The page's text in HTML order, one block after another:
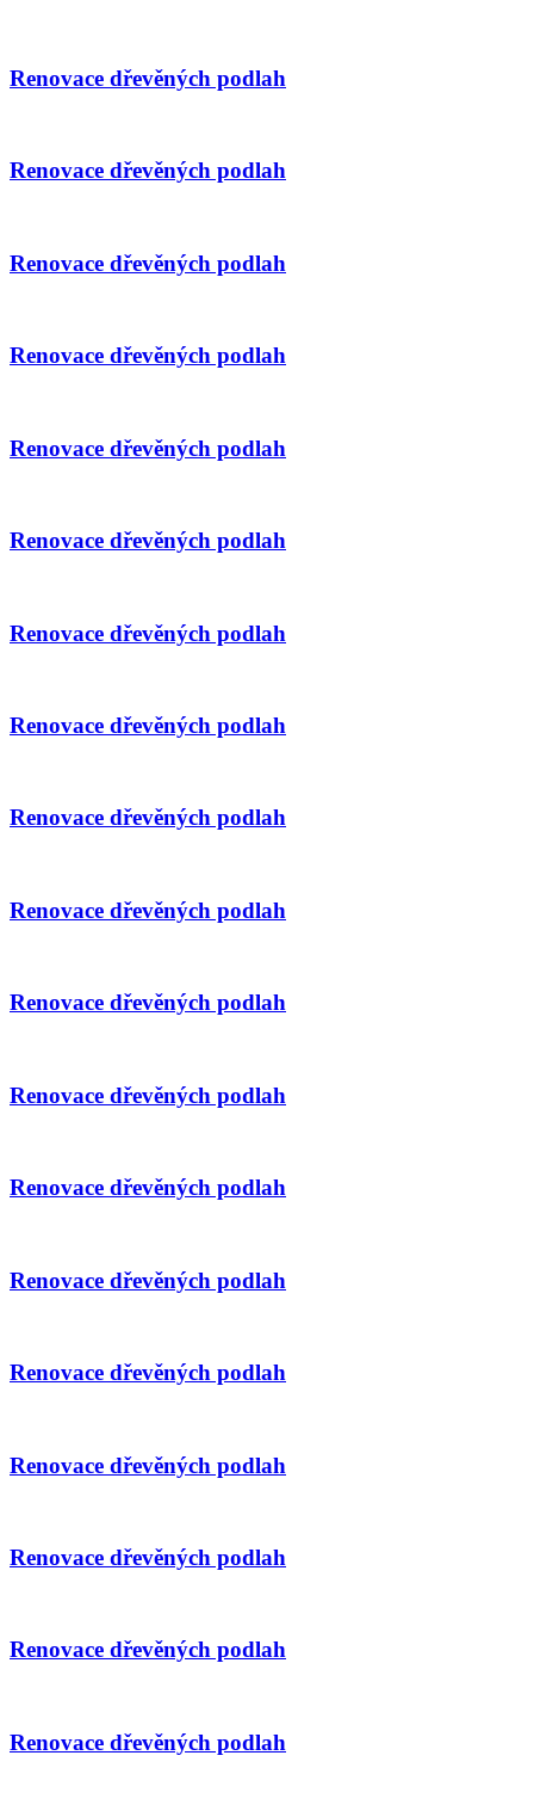
Renovace dřevěných podlah
Renovace dřevěných podlah
Renovace dřevěných podlah
Renovace dřevěných podlah
Renovace dřevěných podlah
Renovace dřevěných podlah
Renovace dřevěných podlah
Renovace dřevěných podlah
Renovace dřevěných podlah
Renovace dřevěných podlah
Renovace dřevěných podlah
Renovace dřevěných podlah
Renovace dřevěných podlah
Renovace dřevěných podlah
Renovace dřevěných podlah
Renovace dřevěných podlah
Renovace dřevěných podlah
Renovace dřevěných podlah
Renovace dřevěných podlah